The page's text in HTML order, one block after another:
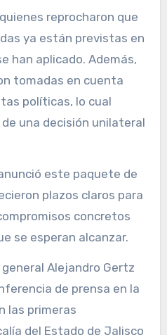
reprocharon que
ya están previstas en
han aplicado. Además,
tomadas en cuenta
políticas, lo cual
una decisión unilateral
este paquete de
plazos claros para
concretos
se esperan alcanzar.
Alejandro Gertz
de prensa en la
las primeras
del Estado de Jalisco